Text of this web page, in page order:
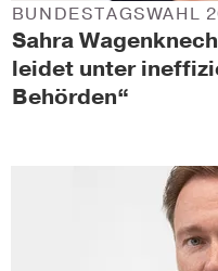
Sahra
leidet unter
Behörden“
BUNDESTAGSWAHL